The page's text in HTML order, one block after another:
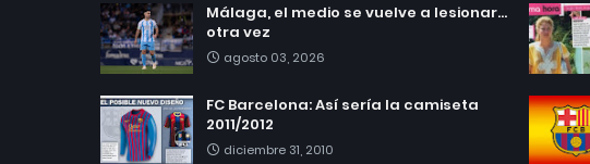
Málaga, el medio se vuelve a lesionar...
otra vez
agosto 03, 2026
FC Barcelona: Así sería la camiseta
2011/2012
diciembre 31, 2010